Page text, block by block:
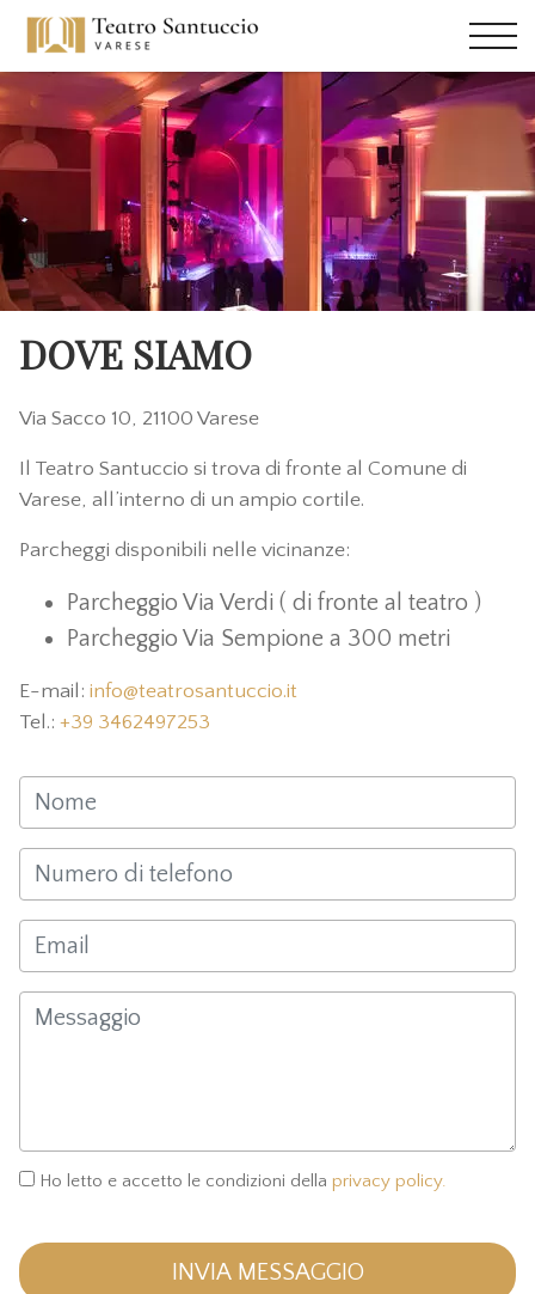
DOVE SIAMO
Via Sacco 10, 21100 Varese
Il Teatro Santuccio si trova di fronte al Comune di
Varese, all’interno di un ampio cortile.
Parcheggi disponibili nelle vicinanze:
Parcheggio Via Verdi ( di fronte al teatro )
Parcheggio Via Sempione a 300 metri
E-mail: info@teatrosantuccio.it
Tel.: +39 3462497253
Ho letto e accetto le condizioni della privacy policy.
INVIA MESSAGGIO